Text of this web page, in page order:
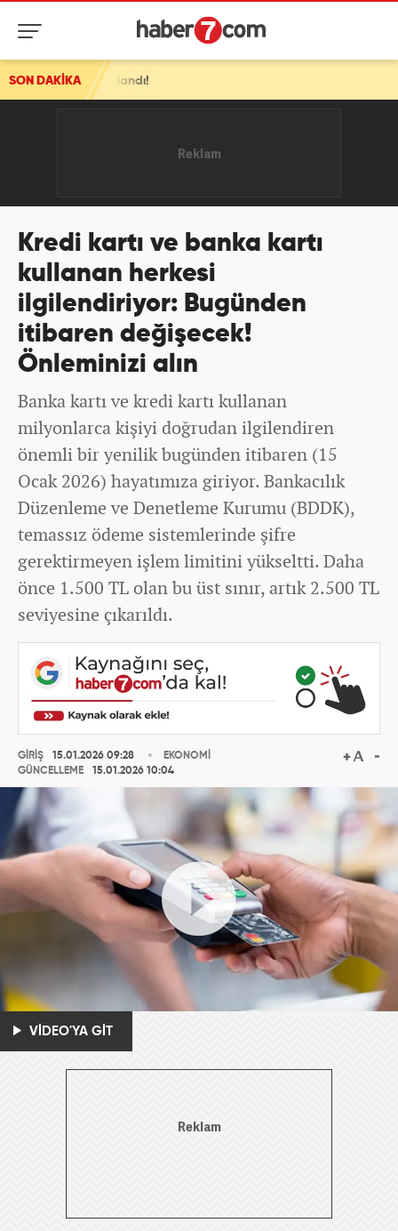
SON DAKİKA
Kredi kartı ve banka kartı
kullanan herkesi
ilgilendiriyor: Bugünden
itibaren değişecek!
Önleminizi alın
Banka kartı ve kredi kartı kullanan
milyonlarca kişiyi doğrudan ilgilendiren
önemli bir yenilik bugünden itibaren (15
Ocak 2026) hayatımıza giriyor. Bankacılık
Düzenleme ve Denetleme Kurumu (BDDK),
temassız ödeme sistemlerinde şifre
gerektirmeyen işlem limitini yükseltti. Daha
önce 1.500 TL olan bu üst sınır, artık 2.500 TL
seviyesine çıkarıldı.
GİRİŞ
15.01.2026 09:28
GÜNCELLEME
15.01.2026 10:04
EKONOMİ
VİDEO'YA GİT